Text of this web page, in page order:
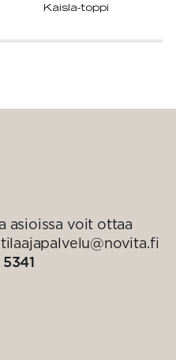
Kaisla-toppi
asioissa voit ottaa